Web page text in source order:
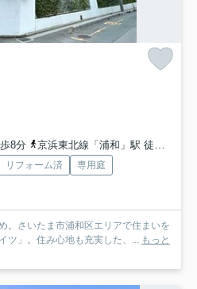
8分
京浜東北線「浦和」駅 徒歩27分
リフォーム済
専用庭
。さいたま市浦和区エリアで住まいを
ツ」。住み心地も充実した、... もっと